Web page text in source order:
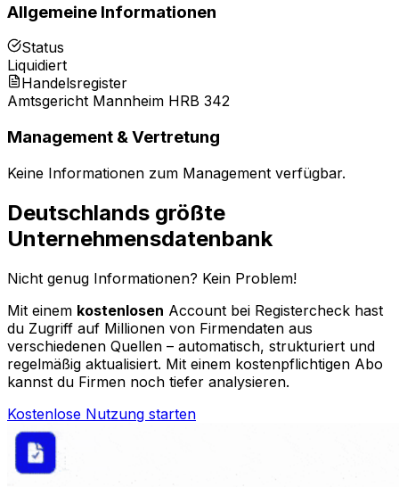
Allgemeine Informationen
Status
Liquidiert
Handelsregister
Amtsgericht Mannheim HRB 342
Management & Vertretung
Keine Informationen zum Management verfügbar.
Deutschlands größte
Unternehmensdatenbank
Nicht genug Informationen? Kein Problem!
Mit einem kostenlosen Account bei Registercheck hast
du Zugriff auf Millionen von Firmendaten aus
verschiedenen Quellen – automatisch, strukturiert und
regelmäßig aktualisiert. Mit einem kostenpflichtigen Abo
kannst du Firmen noch tiefer analysieren.
Kostenlose Nutzung starten